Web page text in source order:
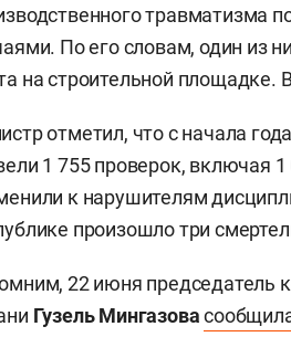
травматизма
По его словам, один из
на строительной площадке.
отметил, что с начала
1 755 проверок, включая
к нарушителям
произошло три
22 июня председатель
Гузель Мингазова